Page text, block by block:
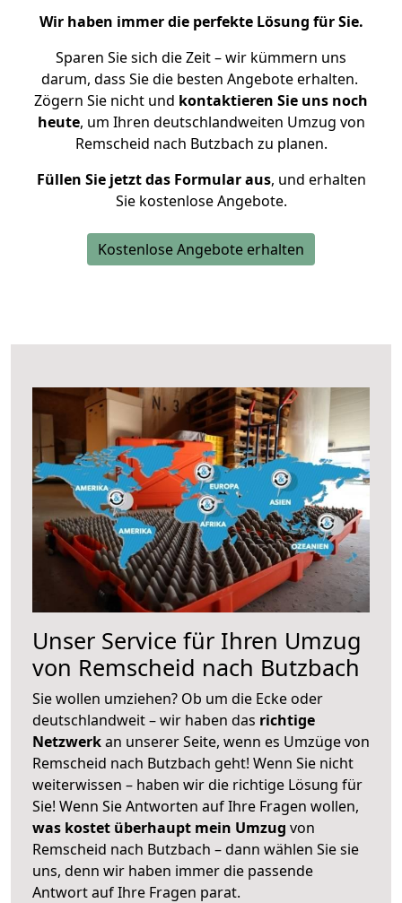
Wir haben immer die perfekte Lösung für Sie.
Sparen Sie sich die Zeit – wir kümmern uns
darum, dass Sie die besten Angebote erhalten.
Zögern Sie nicht und kontaktieren Sie uns noch
heute, um Ihren deutschlandweiten Umzug von
Remscheid nach Butzbach zu planen.
Füllen Sie jetzt das Formular aus, und erhalten
Sie kostenlose Angebote.
Kostenlose Angebote erhalten
Unser Service für Ihren Umzug
von Remscheid nach Butzbach
Sie wollen umziehen? Ob um die Ecke oder
deutschlandweit – wir haben das richtige
Netzwerkan unserer Seite, wenn es Umzüge von
Remscheid nach Butzbach geht! Wenn Sie nicht
weiterwissen – haben wir die richtige Lösung für
Sie! Wenn Sie Antworten auf Ihre Fragen wollen,
was kostet überhaupt mein Umzug von
Remscheid nach Butzbach – dann wählen Sie sie
uns, denn wir haben immer die passende
Antwort auf Ihre Fragen parat.